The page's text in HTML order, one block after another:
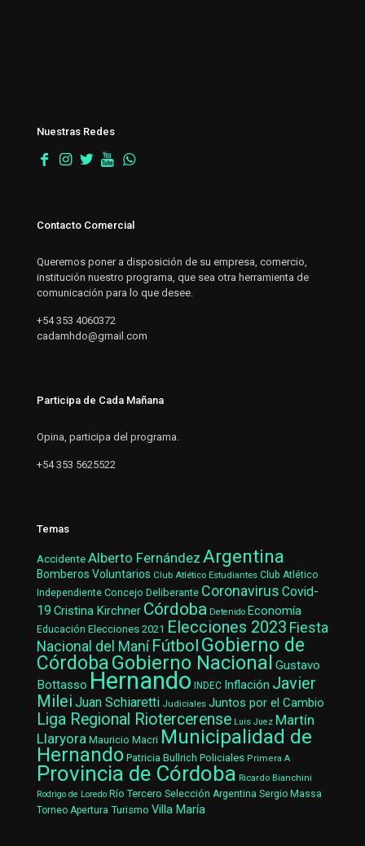
Nuestras Redes
Contacto Comercial
Queremos poner a disposición de su empresa, comercio,
institución nuestro programa, que sea otra herramienta de
comunicación para lo que desee.
+54 353 4060372
cadamhdo@gmail.com
Participa de Cada Mañana
Opina, participa del programa.
+54 353 5625522
Temas
AccidenteAlberto Fernández Argentina
Bomberos Voluntarios Club Atlético Estudiantes Club Atlético
Independiente Concejo Deliberante Coronavirus Covid-
19 Cristina Kirchner Córdoba Detenido Economía
Educación Elecciones 2021 Elecciones 2023 Fiesta
Nacional del Maní Fútbol Gobierno de
CórdobaGobierno Nacional Gustavo
Bottasso Hernando INDEC Inflación Javier
Milei Juan Schiaretti Judiciales Juntos por el Cambio
Liga Regional Riotercerense Luis Juez Martín
Llaryora Mauricio Macri Municipalidad de
Hernando Patricia Bullrich Policiales Primera A
Provincia de Córdoba Ricardo Bianchini
Rodrigo de Loredo Río Tercero Selección Argentina Sergio Massa
Torneo Apertura Turismo Villa María